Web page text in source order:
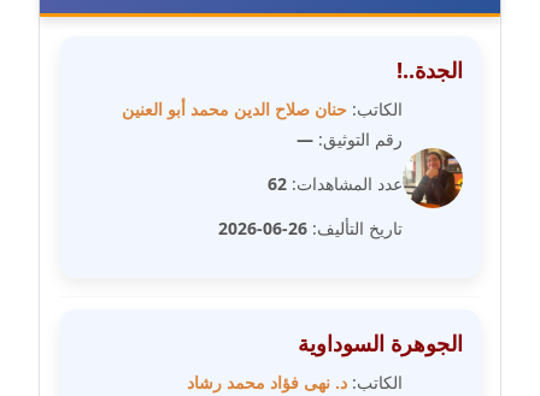
مدونة زينب ابو الفضل
مدونة زينب حمدي
عاملة
مدونة سارة ابراهيم
مدونة سارة القصبي
عاملة
الجدة..!
الكاتب: حنان صلاح الدين محمد أبو العنين
رقم التوثيق: —
عدد المشاهدات: 62
تاريخ التأليف: 26-06-2026
الجوهرة السوداوية
الكاتب: د. نهى فؤاد محمد رشاد